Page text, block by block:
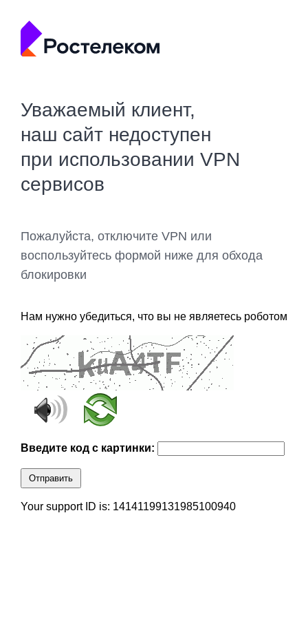
Уважаемый клиент,
наш сайт недоступен
при использовании VPN
сервисов
Пожалуйста, отключите VPN или
воспользуйтесь формой ниже для обхода
блокировки
Нам нужно убедиться, что вы не являетесь роботом
Введите код с картинки:
Отправить
Your support ID is: 14141199131985100940